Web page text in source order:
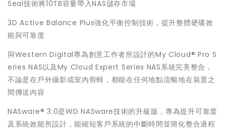
Seal技術將10TB容量帶入NAS儲存市場
3D Active Balance Plus強化平衡控制技術，提升整體硬碟效
能與可靠度
與Western Digital專為創意工作者所設計的My Cloud® Pro S
eries NAS以及My Cloud Expert Series NAS系統完美整合，
不論是在戶外攝影或室內剪輯，都能在任何地點流暢地在裝置之
間傳送內容
NASware® 3.0是WD NASware技術的升級版，專為提升可靠度
及系統效能所設計，能縮短客戶系統的中斷時間並簡化整合過程